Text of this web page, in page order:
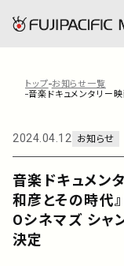
フジパシフィック
会社情報
事業内容
トップ お知らせ一覧
音楽ドキュメンタリー
音楽ドキュメン
和彦とその時代
Oシネマズ シャ
決定
2024.04.12 お知らせ